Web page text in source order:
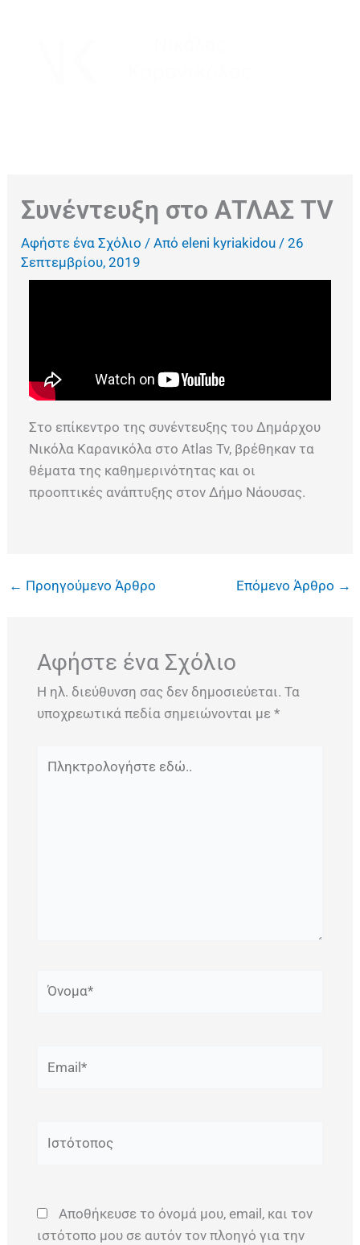
Συνέντευξη στο ΑΤΛΑΣ TV
Αφήστε ένα Σχόλιο / Απόeleni kyriakidou/26
Σεπτεμβρίου, 2019
Στο επίκεντρο της συνέντευξης του Δημάρχου
Νικόλα Καρανικόλα στο Atlas Tv, βρέθηκαν τα
θέματα της καθημερινότητας και οι
προοπτικές ανάπτυξης στον Δήμο Νάουσας.
← Προηγούμενο Άρθρο Επόμενο Άρθρο →
Αφήστε ένα Σχόλιο
Η ηλ. διεύθυνση σας δεν δημοσιεύεται. Τα
υποχρεωτικά πεδία σημειώνονται με *
εδώ..
Αποθήκευσε το όνομά μου, email, και τον
ιστότοπο μου σε αυτόν τον πλοηγό για την